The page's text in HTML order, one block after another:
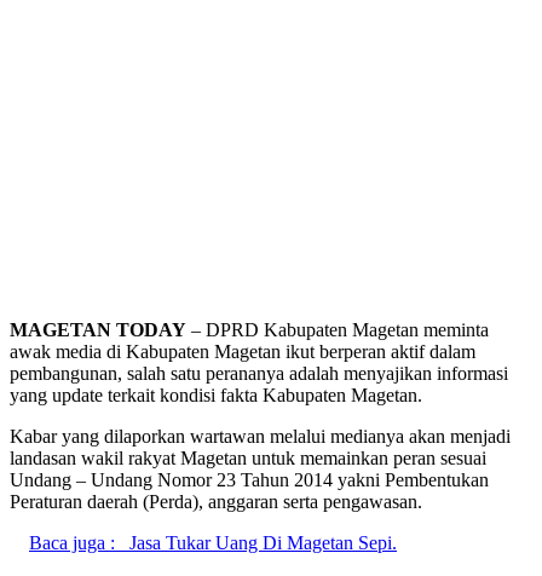
MAGETAN TODAY – DPRD Kabupaten Magetan meminta
awak media di Kabupaten Magetan ikut berperan aktif dalam
pembangunan, salah satu perananya adalah menyajikan informasi
yang update terkait kondisi fakta Kabupaten Magetan.
Kabar yang dilaporkan wartawan melalui medianya akan menjadi
landasan wakil rakyat Magetan untuk memainkan peran sesuai
Undang – Undang Nomor 23 Tahun 2014 yakni Pembentukan
Peraturan daerah (Perda), anggaran serta pengawasan.
Baca juga :
Jasa Tukar Uang Di Magetan Sepi.